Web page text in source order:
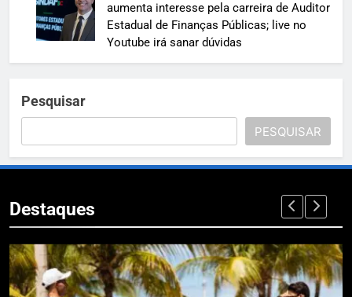
aumenta interesse pela carreira de Auditor
Estadual de Finanças Públicas; live no
Youtube irá sanar dúvidas
Pesquisar
PESQUISAR
Destaques